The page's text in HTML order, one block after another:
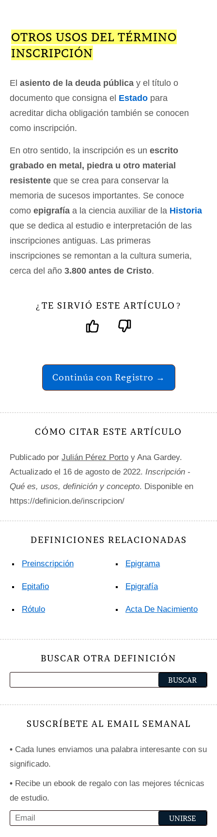
OTROS USOS DEL TÉRMINO
INSCRIPCIÓN
El asiento de la deuda pública y el título o
documento que consigna el Estado para
acreditar dicha obligación también se conocen
como inscripción.
En otro sentido, la inscripción es un escrito
grabado en metal, piedra u otro material
resistente que se crea para conservar la
memoria de sucesos importantes. Se conoce
como epigrafía a la ciencia auxiliar de la Historia
que se dedica al estudio e interpretación de las
inscripciones antiguas. Las primeras
inscripciones se remontan a la cultura sumeria,
cerca del año 3.800 antes de Cristo.
¿ TE SIRVIÓ ESTE ARTÍCULO ?
Continúa con Registro →
CÓMO CITAR ESTE ARTÍCULO
Publicado por Julián Pérez Porto y Ana Gardey.
Actualizado el 16 de agosto de 2022. Inscripción -
Qué es, usos, definición y concepto. Disponible en
https://definicion.de/inscripcion/
DEFINICIONES RELACIONADAS
Preinscripción
Epitafio
Rótulo
Epigrama
Epigrafía
Acta De Nacimiento
BUSCAR OTRA DEFINICIÓN
SUSCRÍBETE AL EMAIL SEMANAL
• Cada lunes enviamos una palabra interesante con su
significado.
• Recibe un ebook de regalo con las mejores técnicas
de estudio.